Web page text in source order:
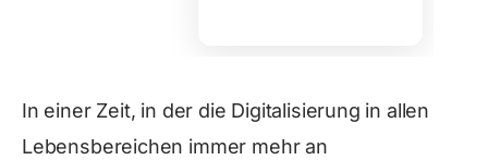
In einer Zeit, in der die Digitalisierung in allen
Lebensbereichen immer mehr an